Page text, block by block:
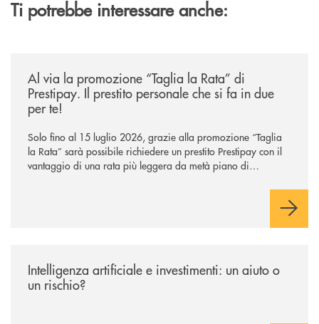
Ti potrebbe interessare anche:
Al via la promozione “Taglia la Rata” di
Prestipay. Il prestito personale che si fa in due
per te!
Solo fino al 15 luglio 2026, grazie alla promozione “Taglia
la Rata” sarà possibile richiedere un prestito Prestipay con il
vantaggio di una rata più leggera da metà piano di
Intelligenza artificiale e investimenti: un aiuto o
un rischio?